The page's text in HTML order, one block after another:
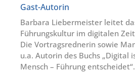
Gast-Autorin
Barbara Liebermeister leitet
Führungskultur im digitalen
Die Vortragsrednerin sowie
u.a. Autorin des Buchs „Digital
Mensch – Führung entscheidet“.